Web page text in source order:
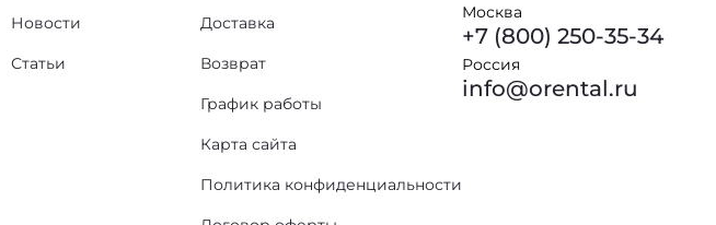
Новости
Статьи
Доставка
Возврат
График работы
Карта сайта
Политика конфиденциальности
Москва
+7 (800) 250-35-34
Россия
info@orental.ru